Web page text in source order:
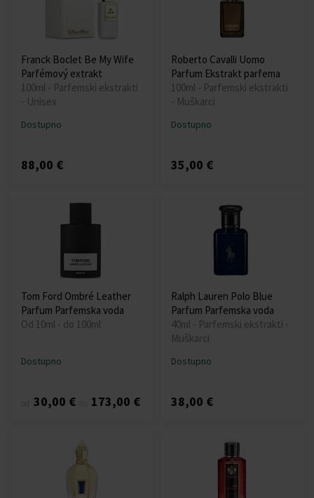
Franck Boclet Be My Wife
Parfémový extrakt
100ml - Parfemski ekstrakti
- Unisex
Dostupno
88,00 €
Roberto Cavalli Uomo
Parfum Ekstrakt parfema
100ml - Parfemski ekstrakti
- Muškarci
Dostupno
35,00 €
Tom Ford Ombré Leather
Parfum Parfemska voda
Od 10ml - do 100ml
Dostupno
30,00 € 173,00 €
Ralph Lauren Polo Blue
Parfum Parfemska voda
40ml - Parfemski ekstrakti -
Muškarci
Dostupno
38,00 €